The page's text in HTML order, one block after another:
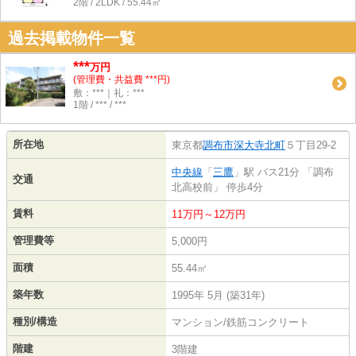
2階 / 2LDK / 55.44㎡
過去掲載物件一覧
***万円
(管理費・共益費 ***円)
敷：***｜礼：***
1階 / *** / ***
所在地 東京都調布市深大寺北町 ５丁目29-2
交通
中央線 「 三鷹 」駅 バス21分 「調布
北高校前」 停歩4分
賃料 11万円～12万円
管理費等 5,000円
面積 55.44㎡
築年数 1995年 5月 (築31年)
種別/構造 マンション/鉄筋コンクリート
階建 3階建